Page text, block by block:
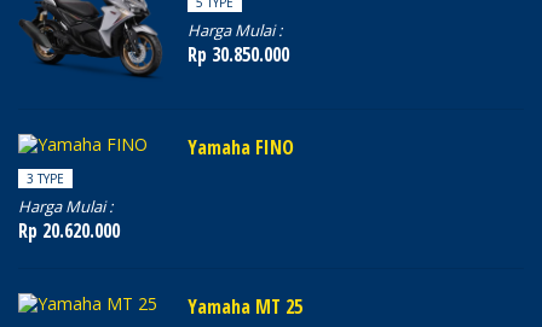
Harga Mulai :
Rp 30.850.000
Yamaha FINO
3 TYPE
Harga Mulai :
Rp 20.620.000
Yamaha MT 25